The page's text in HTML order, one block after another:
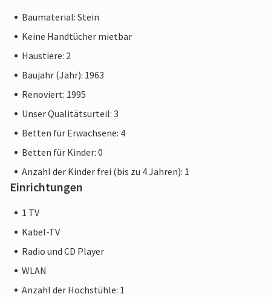
Baumaterial: Stein
Keine Handtücher mietbar
Haustiere: 2
Baujahr (Jahr): 1963
Renoviert: 1995
Unser Qualitätsurteil: 3
Betten für Erwachsene: 4
Betten für Kinder: 0
Anzahl der Kinder frei (bis zu 4 Jahren): 1
Einrichtungen
1 TV
Kabel-TV
Radio und CD Player
WLAN
Anzahl der Hochstühle: 1